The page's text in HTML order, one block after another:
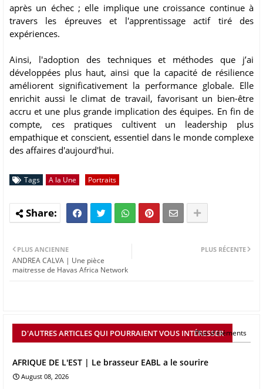
après un échec ; elle implique une croissance continue à
travers les épreuves et l'apprentissage actif tiré des
expériences.
Ainsi, l'adoption des techniques et méthodes que j’ai
développées plus haut, ainsi que la capacité de résilience
améliorent significativement la performance globale. Elle
enrichit aussi le climat de travail, favorisant un bien-être
accru et une plus grande implication des équipes. En fin de
compte, ces pratiques cultivent un leadership plus
empathique et conscient, essentiel dans le monde complexe
des affaires d'aujourd'hui.
Tags A la Une Portraits
PLUS RÉCENTE
PLUS ANCIENNE
ANDREA CALVA | Une pièce
maitresse de Havas Africa Network
D'AUTRES ARTICLES QUI POURRAIENT VOUS INTÉRESSER
Plus d'éléments
AFRIQUE DE L'EST | Le brasseur EABL a le sourire
August 08, 2026